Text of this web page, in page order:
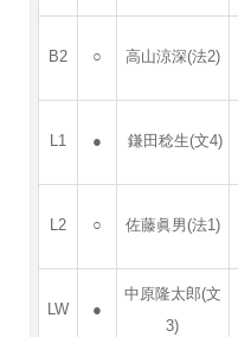
B2 ○ 高山涼深(法2)
L1 ● 鎌田稔生(文4)
L2 ○ 佐藤眞男(法1)
LW ●
中原隆太郎(文
3)